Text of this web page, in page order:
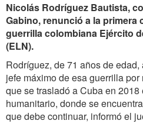
Nicolás Rodríguez Bautista,
Gabino, renunció a la primera
guerrilla colombiana Ejército
(ELN).
Rodríguez, de 71 años de
jefe máximo de esa guerrilla
que se trasladó a Cuba en
humanitario, donde se
que debe continuar, informó el